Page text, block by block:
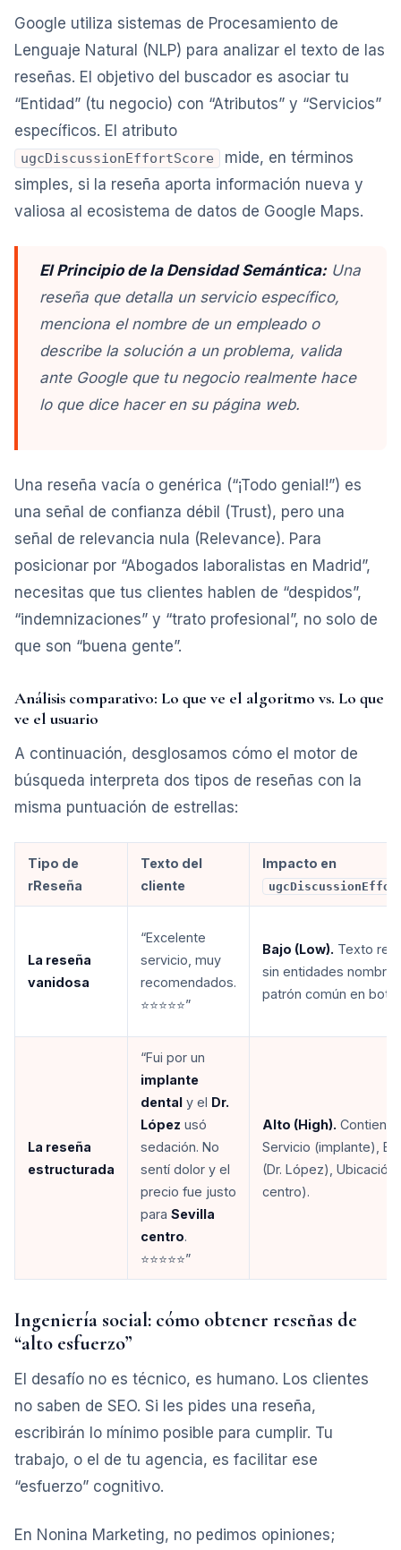
Google utiliza sistemas de Procesamiento de
Lenguaje Natural (NLP) para analizar el texto de las
reseñas. El objetivo del buscador es asociar tu
“Entidad” (tu negocio) con “Atributos” y “Servicios”
específicos. El atributo
ugcDiscussionEffortScore
mide, en términos
simples, si la reseña aporta información nueva y
valiosa al ecosistema de datos de Google Maps.
El Principio de la Densidad Semántica:Una
reseña que detalla un servicio específico,
menciona el nombre de un empleado o
describe la solución a un problema, valida
ante Google que tu negocio realmente hace
lo que dice hacer en su página web.
Una reseña vacía o genérica (“¡Todo genial!”) es
una señal de confianza débil (Trust), pero una
señal de relevancia nula (Relevance). Para
posicionar por “Abogados laboralistas en Madrid”,
necesitas que tus clientes hablen de “despidos”,
“indemnizaciones” y “trato profesional”, no solo de
que son “buena gente”.
Análisis comparativo: Lo que ve el algoritmo vs. Lo que
ve el usuario
A continuación, desglosamos cómo el motor de
búsqueda interpreta dos tipos de reseñas con la
misma puntuación de estrellas:
Tipo de
rReseña
Texto del
cliente
Impacto en
La reseña
vanidosa
“Excelente
servicio, muy
recomendados.
⭐⭐⭐⭐⭐”
Bajo (Low). Texto
sin entidades
patrón común en bots.
La reseña
estructurada
“Fui por un
implante
dental y el Dr.
López usó
sedación. No
sentí dolor y el
precio fue justo
para Sevilla
centro.
⭐⭐⭐⭐⭐”
Alto (High). Contiene:
Servicio (implante),
(Dr. López), Ubicación
centro).
Ingeniería social: cómo obtener reseñas de
“alto esfuerzo”
El desafío no es técnico, es humano. Los clientes
no saben de SEO. Si les pides una reseña,
escribirán lo mínimo posible para cumplir. Tu
trabajo, o el de tu agencia, es facilitar ese
“esfuerzo” cognitivo.
En Nonina Marketing, no pedimos opiniones;